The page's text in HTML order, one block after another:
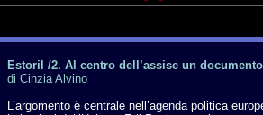
Estoril /2. Al centro dell’assise un
di Cinzia Alvino
L’argomento è centrale nell’agenda politica